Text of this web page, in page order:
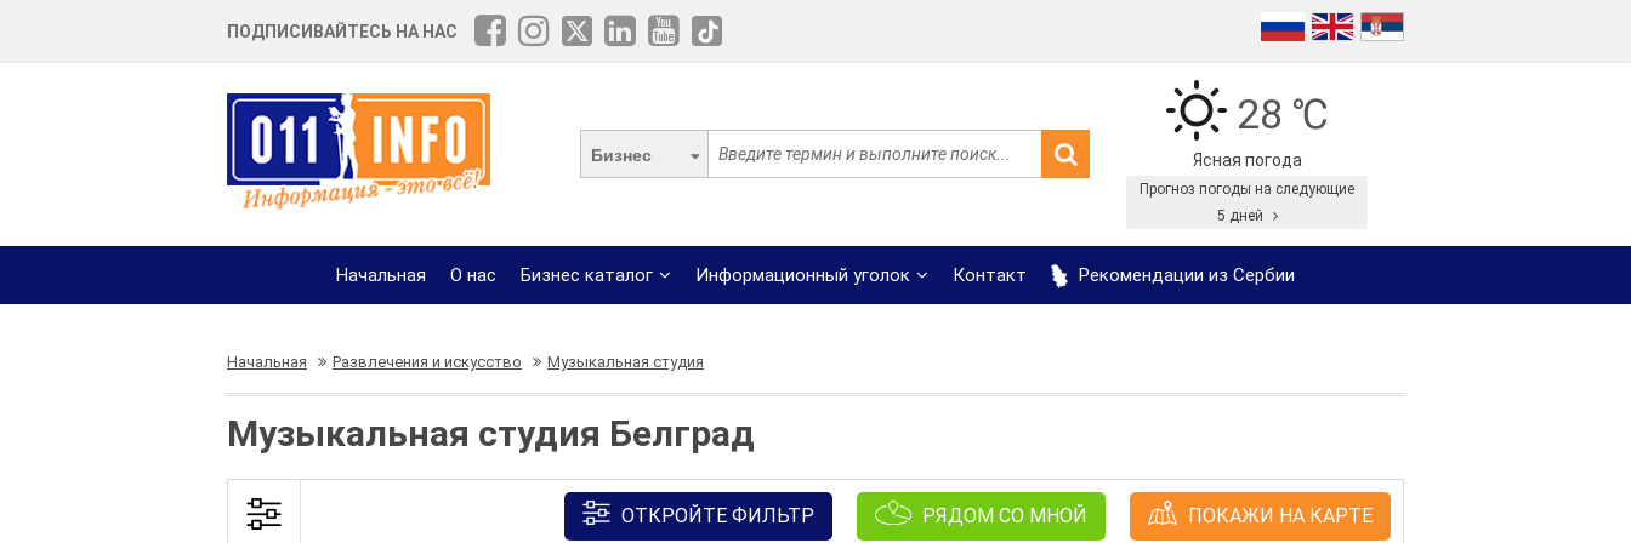
ПОДПИСИВАЙТЕСЬ НА НАС
Бизнес
28 ℃
Ясная погода
Прогноз погоды на следующие
5 дней
Начальная О нас Бизнес каталог Информационный уголок Контакт Рекомендации из Сербии
Начальная Развлечения и искусство Музыкальная студия
Музыкальная студия Белград
ОТКРОЙТЕ ФИЛЬТР РЯДОМ СО МНОЙ ПОКАЖИ НА КАРТЕ